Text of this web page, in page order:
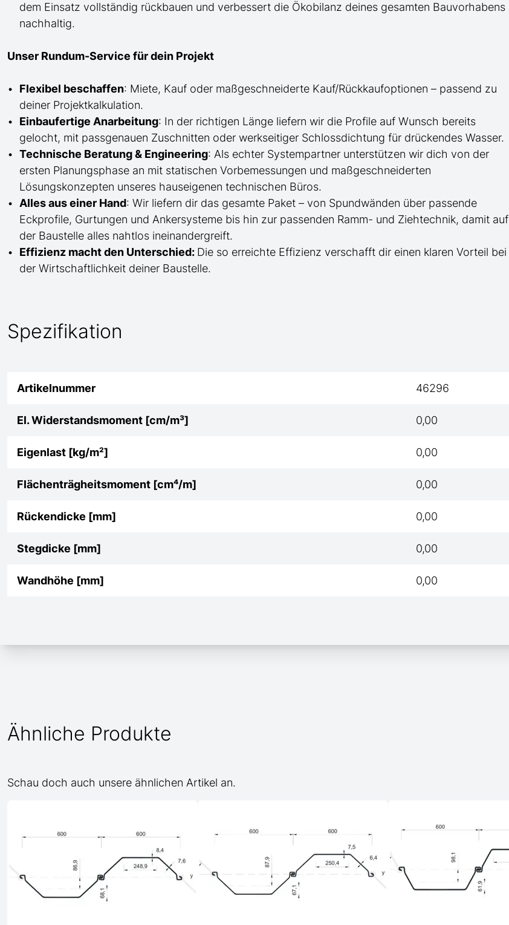
dem Einsatz vollständig rückbauen und verbessert die Ökobilanz deines gesamten Bauvorhabens
nachhaltig.
Unser Rundum-Service für dein Projekt
Flexibel beschaffen: Miete, Kauf oder maßgeschneiderte Kauf/Rückkaufoptionen – passend zu
deiner Projektkalkulation.
Einbaufertige Anarbeitung: In der richtigen Länge liefern wir die Profile auf Wunsch bereits
gelocht, mit passgenauen Zuschnitten oder werkseitiger Schlossdichtung für drückendes Wasser.
Technische Beratung & Engineering: Als echter Systempartner unterstützen wir dich von der
ersten Planungsphase an mit statischen Vorbemessungen und maßgeschneiderten
Lösungskonzepten unseres hauseigenen technischen Büros.
Alles aus einer Hand: Wir liefern dir das gesamte Paket – von Spundwänden über passende
Eckprofile, Gurtungen und Ankersysteme bis hin zur passenden Ramm- und Ziehtechnik, damit auf
der Baustelle alles nahtlos ineinandergreift.
Effizienz macht den Unterschied: Die so erreichte Effizienz verschafft dir einen klaren Vorteil bei
der Wirtschaftlichkeit deiner Baustelle.
Spezifikation
Artikelnummer 46296
El. Widerstandsmoment [cm/m³] 0,00
Eigenlast [kg/m²] 0,00
Flächenträgheitsmoment [cm⁴/m] 0,00
Rückendicke [mm] 0,00
Stegdicke [mm] 0,00
Wandhöhe [mm] 0,00
Ähnliche Produkte
Schau doch auch unsere ähnlichen Artikel an.